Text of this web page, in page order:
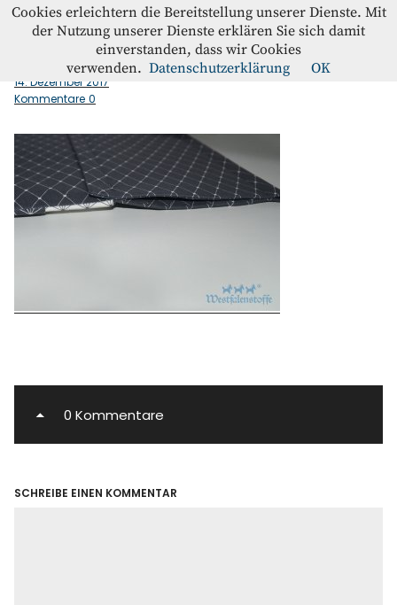
Westfalenstoffe-Blog
Kontakt
Detail_Hauptteil
14. Dezember 2017
Kommentare 0
0 Kommentare
SCHREIBE EINEN KOMMENTAR
Cookies erleichtern die Bereitstellung unserer Dienste. Mit
der Nutzung unserer Dienste erklären Sie sich damit
einverstanden, dass wir Cookies
verwenden. Datenschutzerklärung OK